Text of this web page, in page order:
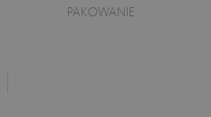
PAKOWANIE